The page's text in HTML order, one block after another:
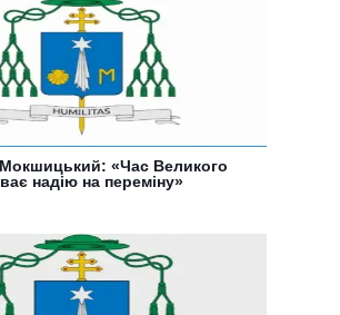
«Час Великого
надію на переміну»